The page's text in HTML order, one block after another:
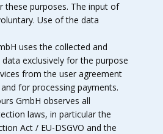
these purposes. The input of
Use of the data
uses the collected and
exclusively for the purpose
from the user agreement
for processing payments.
GmbH observes all
laws, in particular the
Act / EU-DSGVO and the